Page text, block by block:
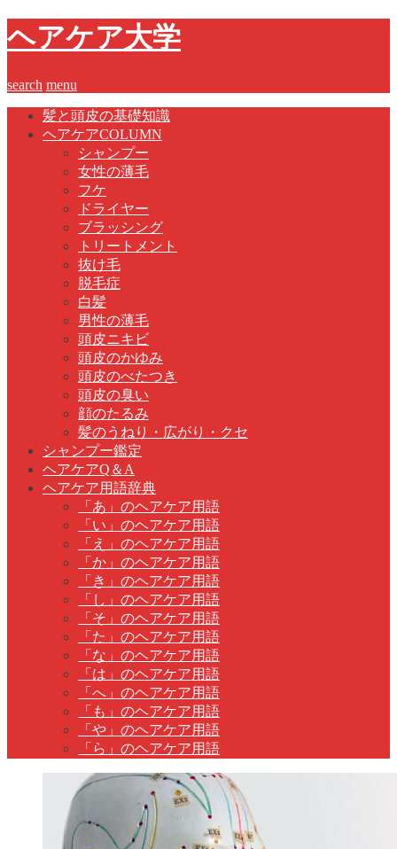
ヘアケア大学
search menu
髪と頭皮の基礎知識
ヘアケアCOLUMN
シャンプー
女性の薄毛
フケ
ドライヤー
ブラッシング
トリートメント
抜け毛
脱毛症
白髪
男性の薄毛
頭皮ニキビ
頭皮のかゆみ
頭皮のべたつき
頭皮の臭い
顔のたるみ
髪のうねり・広がり・クセ
シャンプー鑑定
ヘアケアQ＆A
ヘアケア用語辞典
「あ」のヘアケア用語
「い」のヘアケア用語
「え」のヘアケア用語
「か」のヘアケア用語
「き」のヘアケア用語
「し」のヘアケア用語
「そ」のヘアケア用語
「た」のヘアケア用語
「な」のヘアケア用語
「は」のヘアケア用語
「へ」のヘアケア用語
「も」のヘアケア用語
「や」のヘアケア用語
「ら」のヘアケア用語